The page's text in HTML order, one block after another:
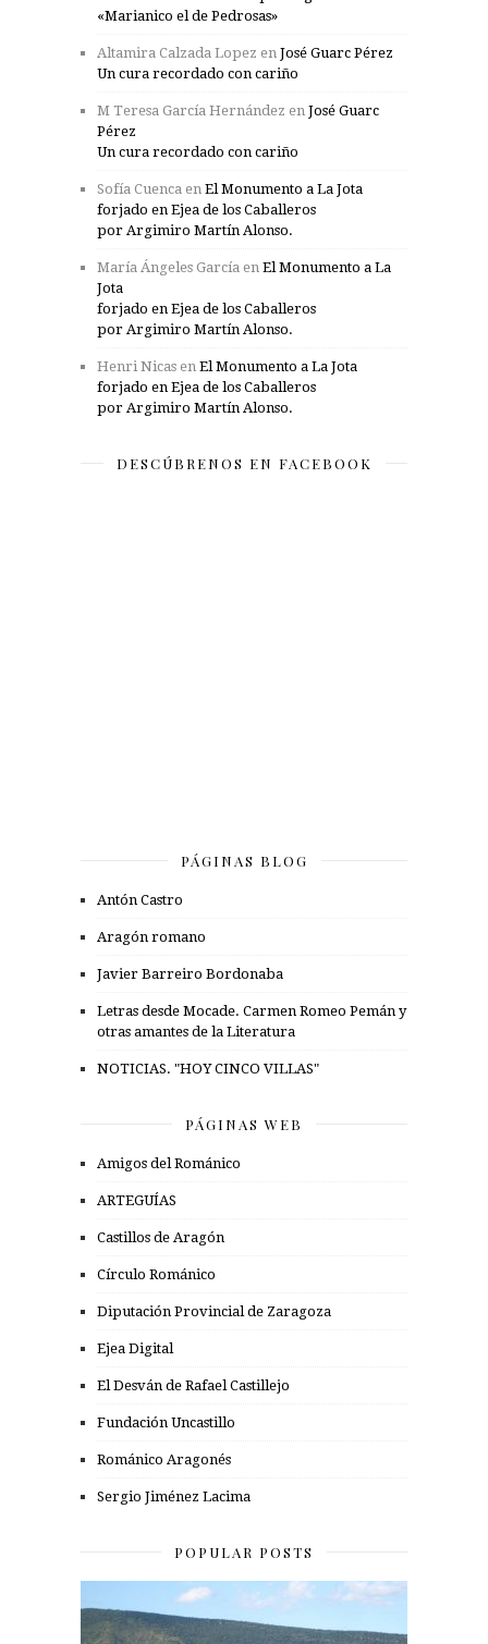
«Marianico el de Pedrosas»
Altamira Calzada Lopez en José Guarc Pérez
Un cura recordado con cariño
M Teresa García Hernández en José Guarc
Pérez
Un cura recordado con cariño
Sofía Cuenca en El Monumento a La Jota
forjado en Ejea de los Caballeros
por Argimiro Martín Alonso.
María Ángeles García en El Monumento a La
Jota
forjado en Ejea de los Caballeros
por Argimiro Martín Alonso.
Henri Nicas en El Monumento a La Jota
forjado en Ejea de los Caballeros
por Argimiro Martín Alonso.
DESCÚBRENOS EN FACEBOOK
PÁGINAS BLOG
Antón Castro
Aragón romano
Javier Barreiro Bordonaba
Letras desde Mocade. Carmen Romeo Pemán y
otras amantes de la Literatura
NOTICIAS. "HOY CINCO VILLAS"
PÁGINAS WEB
Amigos del Románico
ARTEGUÍAS
Castillos de Aragón
Círculo Románico
Diputación Provincial de Zaragoza
Ejea Digital
El Desván de Rafael Castillejo
Fundación Uncastillo
Románico Aragonés
Sergio Jiménez Lacima
POPULAR POSTS